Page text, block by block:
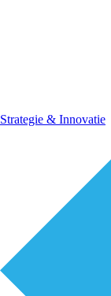
Strategie & Innovatie